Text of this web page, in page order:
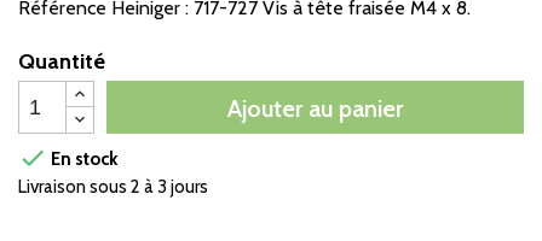
Référence Heiniger : 717-727 Vis à tête fraisée M4 x 8.
Quantité
Ajouter au panier
 En stock
Livraison sous 2 à 3 jours